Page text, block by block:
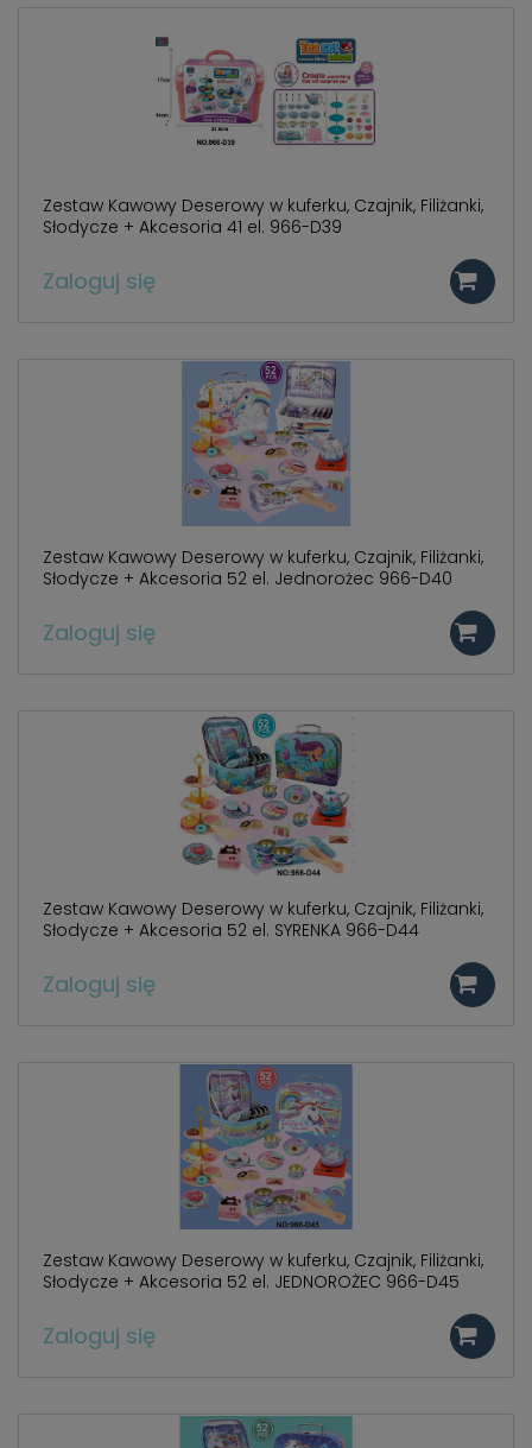
Zestaw Kawowy Deserowy w kuferku, Czajnik, Filiżanki,
Słodycze + Akcesoria 41 el. 966-D39
Zaloguj się
Zestaw Kawowy Deserowy w kuferku, Czajnik, Filiżanki,
Słodycze + Akcesoria 52 el. Jednorożec 966-D40
Zaloguj się
Zestaw Kawowy Deserowy w kuferku, Czajnik, Filiżanki,
Słodycze + Akcesoria 52 el. SYRENKA 966-D44
Zaloguj się
Zestaw Kawowy Deserowy w kuferku, Czajnik, Filiżanki,
Słodycze + Akcesoria 52 el. JEDNOROŻEC 966-D45
Zaloguj się